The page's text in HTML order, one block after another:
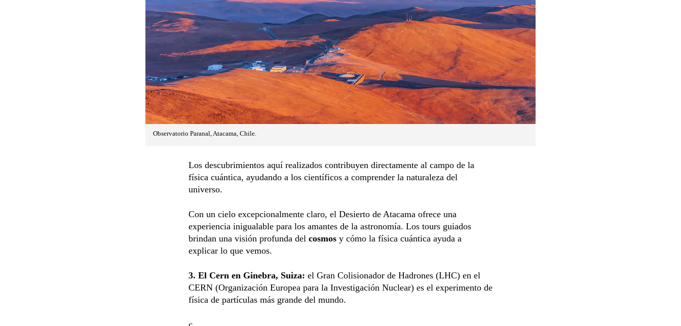
Observatorio Paranal, Atacama, Chile.
Los descubrimientos aquí realizados contribuyen directamente al campo de la
física cuántica, ayudando a los científicos a comprender la naturaleza del
universo.
Con un cielo excepcionalmente claro, el Desierto de Atacama ofrece una
experiencia inigualable para los amantes de la astronomía. Los tours guiados
brindan una visión profunda del cosmos y cómo la física cuántica ayuda a
explicar lo que vemos.
3. El Cern en Ginebra, Suiza: el Gran Colisionador de Hadrones (LHC) en el
CERN (Organización Europea para la Investigación Nuclear) es el experimento de
física de partículas más grande del mundo.